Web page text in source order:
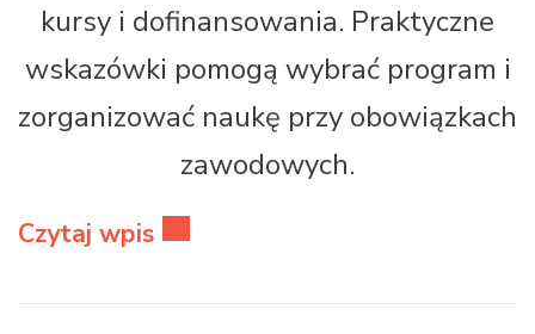
kursy i dofinansowania. Praktyczne
wskazówki pomogą wybrać program i
zorganizować naukę przy obowiązkach
zawodowych.
Czytaj wpis